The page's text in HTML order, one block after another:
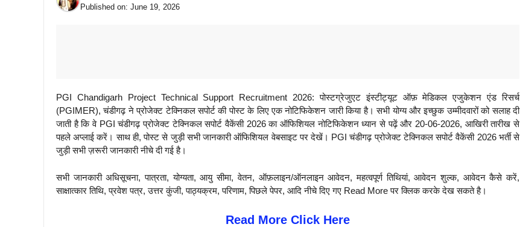
Published on: June 19, 2026
PGI Chandigarh Project Technical Support Recruitment 2026: पोस्टग्रेजुएट इंस्टीट्यूट ऑफ़ मेडिकल एजुकेशन एंड रिसर्च
(PGIMER), चंडीगढ़ ने प्रोजेक्ट टेक्निकल सपोर्ट की पोस्ट के लिए एक नोटिफिकेशन जारी किया है। सभी योग्य और इच्छुक उम्मीदवारों को सलाह दी
जाती है कि वे PGI चंडीगढ़ प्रोजेक्ट टेक्निकल सपोर्ट वैकेंसी 2026 का ऑफिशियल नोटिफिकेशन ध्यान से पढ़ें और 20-06-2026, आखिरी तारीख से
पहले अप्लाई करें। साथ ही, पोस्ट से जुड़ी सभी जानकारी ऑफिशियल वेबसाइट पर देखें। PGI चंडीगढ़ प्रोजेक्ट टेक्निकल सपोर्ट वैकेंसी 2026 भर्ती से
जुड़ी सभी ज़रूरी जानकारी नीचे दी गई है।
सभी जानकारी अधिसूचना, पात्रता, योग्यता, आयु सीमा, वेतन, ऑफ़लाइन/ऑनलाइन आवेदन, महत्वपूर्ण तिथियां, आवेदन शुल्क, आवेदन कैसे करें,
साक्षात्कार तिथि, प्रवेश पत्र, उत्तर कुंजी, पाठ्यक्रम, परिणाम, पिछले पेपर, आदि नीचे दिए गए Read More पर क्लिक करके देख सकते है।
Read More Click Here